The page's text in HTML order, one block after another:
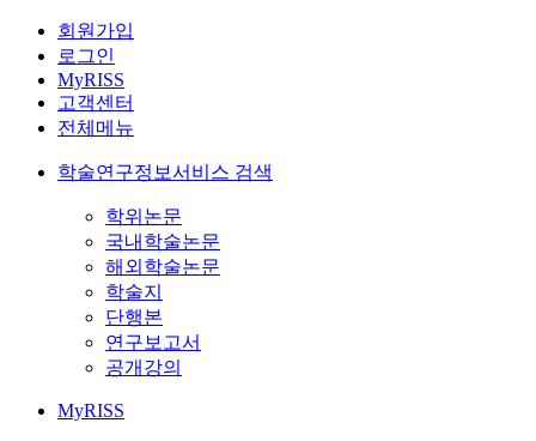
회원가입
로그인
MyRISS
고객센터
전체메뉴
학술연구정보서비스 검색
학위논문
국내학술논문
해외학술논문
학술지
단행본
연구보고서
공개강의
MyRISS